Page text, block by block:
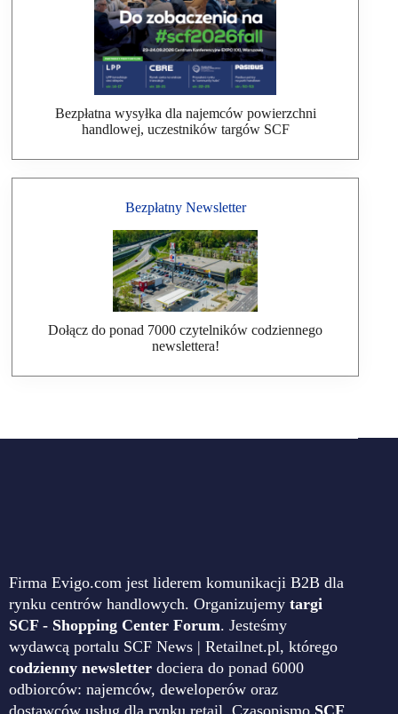
Bezpłatna wysyłka dla najemców powierzchni
handlowej, uczestników targów SCF
Bezpłatny Newsletter
Dołącz do ponad 7000 czytelników codziennego
newslettera!
Firma Evigo.com jest liderem komunikacji B2B dla
rynku centrów handlowych. Organizujemy targi
SCF - Shopping Center Forum. Jesteśmy
wydawcą portalu SCF News | Retailnet.pl, którego
codzienny newsletter dociera do ponad 6000
odbiorców: najemców, deweloperów oraz